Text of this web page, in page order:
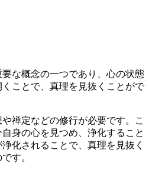
な概念の一つであり、心の状態
ことで、真理を見抜くことがで
禅定などの修行が必要です。こ
身の心を見つめ、浄化すること
化されることで、真理を見抜く
す。